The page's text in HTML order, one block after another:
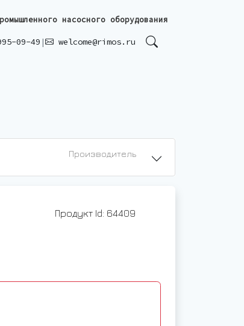
насосного оборудования
09-49 | welcome@rimos.ru
Производитель
Продукт Id: 64409